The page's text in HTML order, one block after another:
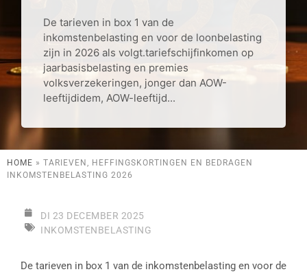
De tarieven in box 1 van de
inkomstenbelasting en voor de loonbelasting
zijn in 2026 als volgt.tariefschijfinkomen op
jaarbasisbelasting en premies
volksverzekeringen, jonger dan AOW-
leeftijdidem, AOW-leeftijd...
HOME » TARIEVEN, HEFFINGSKORTINGEN EN BEDRAGEN
INKOMSTENBELASTING 2026
DI 23 DECEMBER 2025
INKOMSTENBELASTING
De tarieven in box 1 van de inkomstenbelasting en voor de